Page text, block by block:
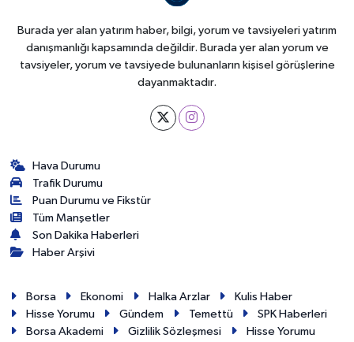
Burada yer alan yatırım haber, bilgi, yorum ve tavsiyeleri yatırım
danışmanlığı kapsamında değildir. Burada yer alan yorum ve
tavsiyeler, yorum ve tavsiyede bulunanların kişisel görüşlerine
dayanmaktadır.
Hava Durumu
Trafik Durumu
Puan Durumu ve Fikstür
Tüm Manşetler
Son Dakika Haberleri
Haber Arşivi
Borsa Ekonomi Halka Arzlar
Kulis Haber
Hisse Yorumu
Gündem Temettü
SPK Haberleri
Borsa Akademi
Gizlilik Sözleşmesi Hisse Yorumu